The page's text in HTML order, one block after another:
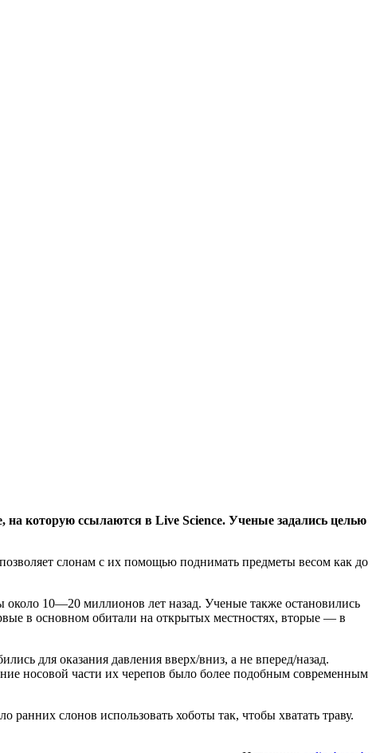
которую ссылаются в Live Science. Ученые задались целью
слонам с их помощью поднимать предметы весом как до
10—20 миллионов лет назад. Ученые также остановились
в основном обитали на открытых местностях, вторые — в
для оказания давления вверх/вниз, а не вперед/назад.
носовой части их черепов было более подобным современным
слонов использовать хоботы так, чтобы хватать траву.